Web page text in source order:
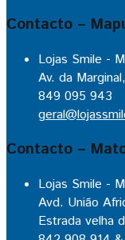
Contacto –
Lojas Smile -
Av. da
849 095 943
Contacto –
Lojas Smile -
Avd. União
Estrada velha